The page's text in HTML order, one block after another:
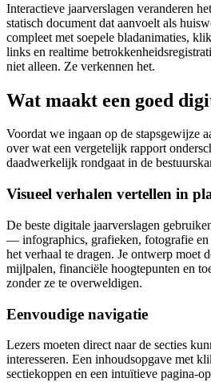
Interactieve jaarverslagen veranderen
statisch document dat aanvoelt als
compleet met soepele bladanimaties,
links en realtime
niet alleen. Ze verkennen het.
Wat maakt een goed
Voordat we ingaan op de stapsgewijze
over wat een vergetelijk rapport
daadwerkelijk rondgaat in de
Visueel verhalen vertellen in
De beste digitale jaarverslagen
— infographics, grafieken, fotografie
het verhaal te dragen. Je ontwerp moet
mijlpalen, financiële hoogtepunten en
zonder ze te overweldigen.
Eenvoudige navigatie
Lezers moeten direct naar de secties
interesseren. Een inhoudsopgave met
sectiekoppen en een intuïtieve pagina-